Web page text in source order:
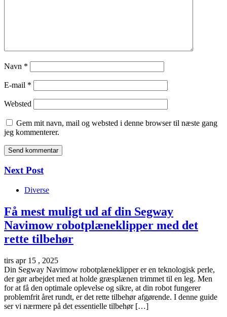
Navn *
E-mail *
Websted
Gem mit navn, mail og websted i denne browser til næste gang
jeg kommenterer.
Next Post
Diverse
Få mest muligt ud af din Segway
Navimow robotplæneklipper med det
rette tilbehør
tirs apr 15 , 2025
Din Segway Navimow robotplæneklipper er en teknologisk perle,
der gør arbejdet med at holde græsplænen trimmet til en leg. Men
for at få den optimale oplevelse og sikre, at din robot fungerer
problemfrit året rundt, er det rette tilbehør afgørende. I denne guide
ser vi nærmere på det essentielle tilbehør […]